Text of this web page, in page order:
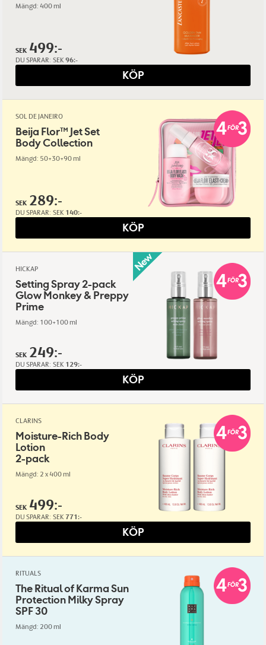
Mängd: 400 ml
SEK 499:-
DU SPARAR: SEK 96:-
KÖP
SOL DE JANEIRO
Beija Flor™ Jet Set
Body Collection
Mängd: 50+30+90 ml
SEK 289:-
DU SPARAR: SEK 140:-
KÖP
HICKAP
Setting Spray 2-pack
Glow Monkey & Preppy
Prime
Mängd: 100+100 ml
SEK 249:-
DU SPARAR: SEK 129:-
KÖP
CLARINS
Moisture-Rich Body
Lotion
2-pack
Mängd: 2 x 400 ml
SEK 499:-
DU SPARAR: SEK 771:-
KÖP
RITUALS
The Ritual of Karma Sun
Protection Milky Spray
SPF 30
Mängd: 200 ml